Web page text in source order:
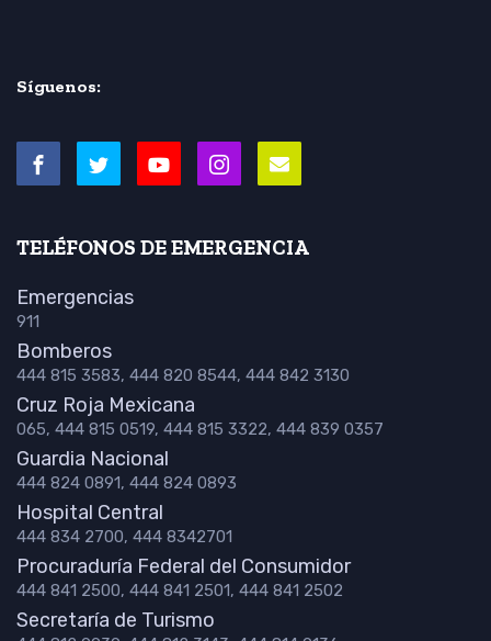
Síguenos:
TELÉFONOS DE EMERGENCIA
Emergencias
911
Bomberos
444 815 3583, 444 820 8544, 444 842 3130
Cruz Roja Mexicana
065, 444 815 0519, 444 815 3322, 444 839 0357
Guardia Nacional
444 824 0891, 444 824 0893
Hospital Central
444 834 2700, 444 8342701
Procuraduría Federal del Consumidor
444 841 2500, 444 841 2501, 444 841 2502
Secretaría de Turismo